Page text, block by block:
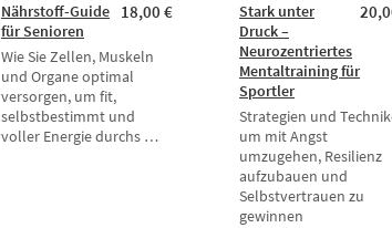
18,00 €
Nährstoff-Guide
für Senioren
Wie Sie Zellen, Muskeln
und Organe optimal
versorgen, um fit,
selbstbestimmt und
voller Energie durchs …
Stark unter
Druck –
Neurozentriertes
Mentaltraining für
Sportler
Strategien und
um mit Angst
umzugehen, Resilienz
aufzubauen und
Selbstvertrauen zu
gewinnen